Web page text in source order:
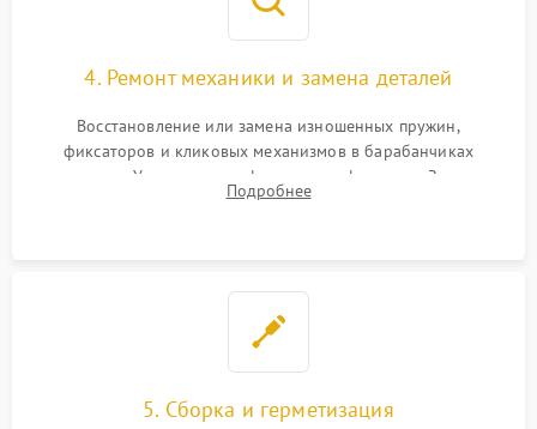
4. Ремонт механики и замена деталей
Восстановление или замена изношенных пружин,
фиксаторов и кликовых механизмов в барабанчиках
поправок. Устранение люфтов в трансфокаторе. Замена
поврежденных линз, разбитой сетки или восстановление
Подробнее
5. Сборка и герметизация